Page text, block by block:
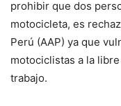
prohibir que dos
motocicleta, es
Perú (AAP) ya que
motociclistas a la
trabajo.